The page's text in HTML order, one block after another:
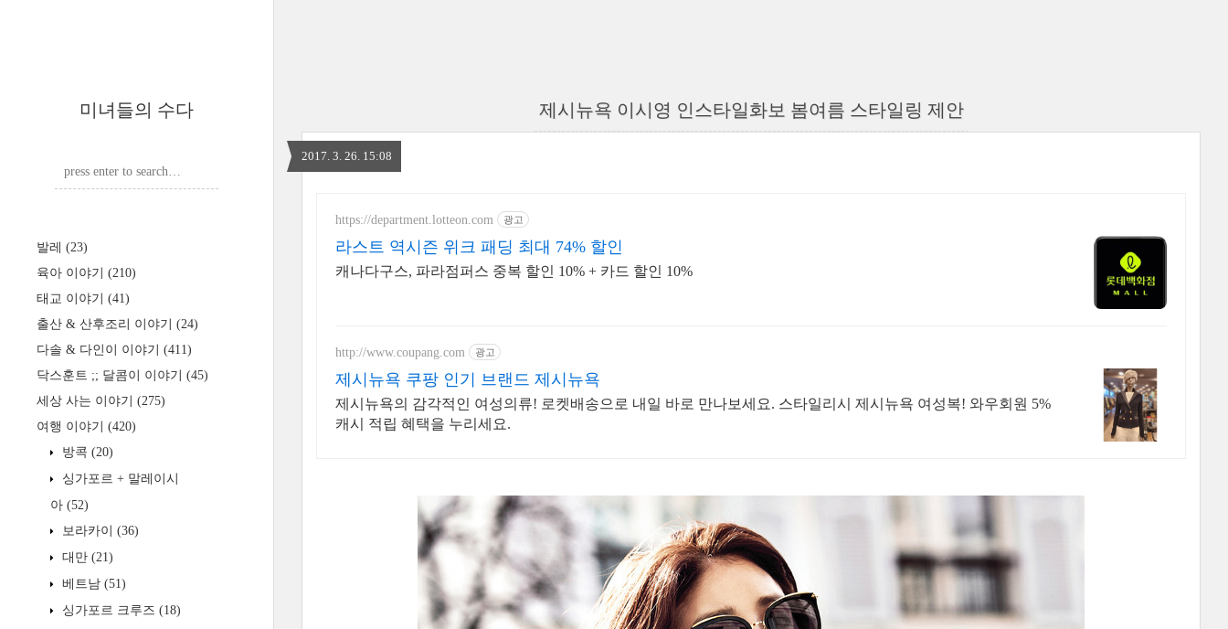
미녀들의 수다
발레 (23)
육아 이야기 (210)
태교 이야기 (41)
출산 & 산후조리 이야기 (24)
다솔 & 다인이 이야기 (411)
닥스훈트 ;; 달콤이 이야기 (45)
세상 사는 이야기 (275)
여행 이야기 (420)
방콕 (20)
싱가포르 + 말레이시
아 (52)
보라카이 (36)
대만 (21)
베트남 (51)
싱가포르 크루즈 (18)
제시뉴욕 이시영 인스타일화보 봄여름 스타일링 제안
2017. 3. 26. 15:08
https://department.lotteon.com 광고
라스트 역시즌 위크 패딩 최대 74% 할인
캐나다구스, 파라점퍼스 중복 할인 10% + 카드 할인 10%
http://www.coupang.com 광고
제시뉴욕 쿠팡 인기 브랜드 제시뉴욕
제시뉴욕의 감각적인 여성의류! 로켓배송으로 내일 바로 만나보세요. 스타일리시 제시뉴욕 여성복! 와우회원 5%
캐시 적립 혜택을 누리세요.